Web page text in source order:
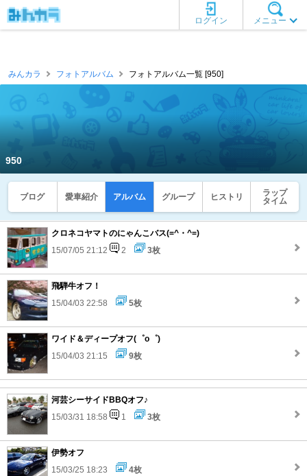
メニュー
ログイン
みんカラ フォトアルバム フォトアルバム一覧 [950]
950
ブログ 愛車紹介 アルバム グループ ヒストリ
ラップ
タイム
クロネコヤマトのにゃんこバス(=^・^=)
15/07/05 21:12
2 3枚
飛騨牛オフ！
15/04/03 22:58
5枚
ワイド＆ディープオフ(゜o゜)
15/04/03 21:15
9枚
河芸シーサイドBBQオフ♪
15/03/31 18:58
1 3枚
伊勢オフ
15/03/25 18:23
4枚